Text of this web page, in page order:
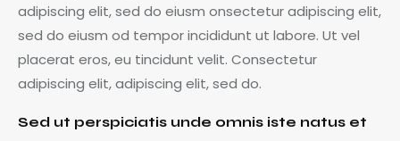
adipiscing elit, sed do eiusm onsectetur adipiscing elit,
sed do eiusm od tempor incididunt ut labore. Ut vel
placerat eros, eu tincidunt velit. Consectetur
adipiscing elit, adipiscing elit, sed do.
Sed ut perspiciatis unde omnis iste natus et